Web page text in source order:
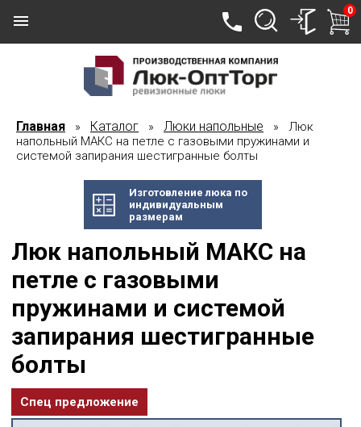
0
Главная » Каталог » Люки напольные » Люк
напольный МАКС на петле с газовыми пружинами и
системой запирания шестигранные болты
Изготовление люка по
индивидуальным
размерам
Люк напольный МАКС на
петле с газовыми
пружинами и системой
запирания шестигранные
болты
Спец предложение